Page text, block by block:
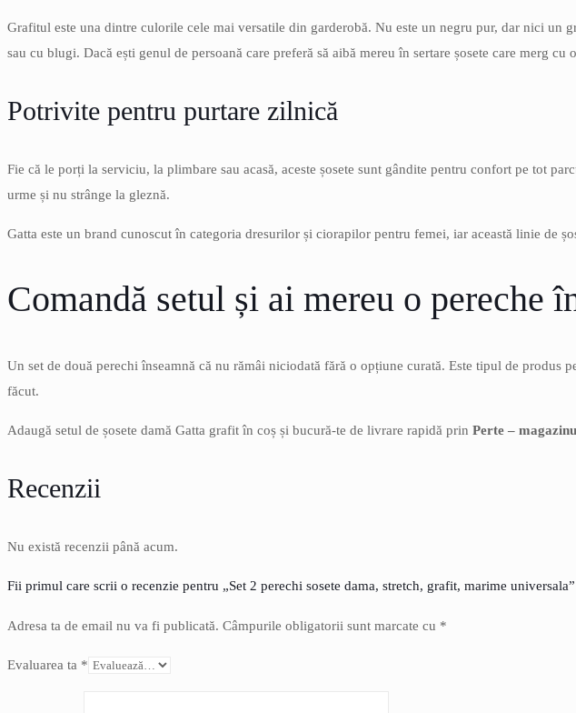
Grafitul este una dintre culorile cele mai versatile din garderobă. Nu este un negru pur, dar nici un
sau cu blugi. Dacă ești genul de persoană care preferă să aibă mereu în sertare șosete care merg cu
Potrivite pentru purtare zilnică
Fie că le porți la serviciu, la plimbare sau acasă, aceste șosete sunt gândite pentru confort pe tot
urme și nu strânge la gleznă.
Gatta este un brand cunoscut în categoria dresurilor și ciorapilor pentru femei, iar această linie de
Comandă setul și ai mereu o pereche
Un set de două perechi înseamnă că nu rămâi niciodată fără o opțiune curată. Este tipul de
făcut.
Adaugă setul de șosete damă Gatta grafit în coș și bucură-te de livrare rapidă prin Perte –
Recenzii
Nu există recenzii până acum.
Fii primul care scrii o recenzie pentru „Set 2 perechi sosete dama, stretch, grafit, marime universala”
Adresa ta de email nu va fi publicată. Câmpurile obligatorii sunt marcate cu *
Evaluarea ta *